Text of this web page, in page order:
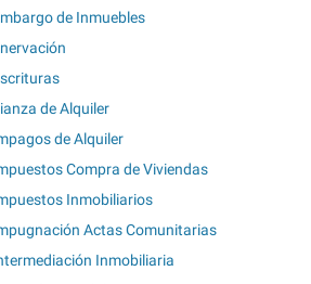
de Inmuebles
de Alquiler
de Alquiler
Compra de Viviendas
Inmobiliarios
Actas Comunitarias
Inmobiliaria